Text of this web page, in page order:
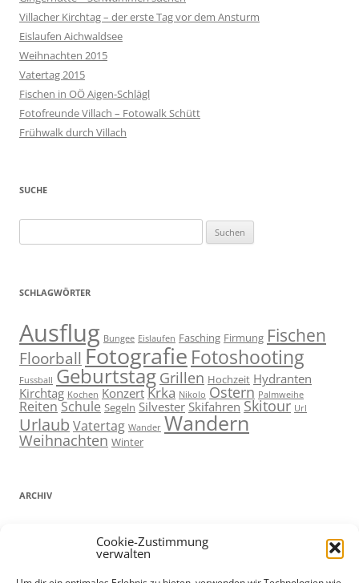
Cookie-Zustimmung
verwalten
Villacher Kirchtag – der erste Tag vor dem Ansturm
Eislaufen Aichwaldsee
Weihnachten 2015
Vatertag 2015
Fischen in OÖ Aigen-Schlägl
Fotofreunde Villach – Fotowalk Schütt
Frühwalk durch Villach
SUCHE
nach:
SCHLAGWÖRTER
Ausflug Bungee Eislaufen Fasching Firmung Fischen
Floorball Fotografie Fotoshooting
Fussball Geburtstag Grillen Hochzeit Hydranten
Kirchtag Kochen Konzert Krka Nikolo Ostern Palmweihe
Reiten Schule Segeln Silvester Skifahren Skitour Url
Urlaub Vatertag Wander Wandern
Weihnachten Winter
ARCHIV